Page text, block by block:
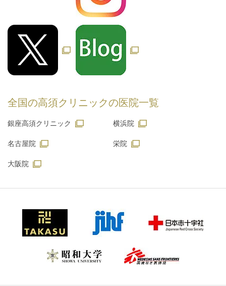
全国の高須クリニックの医院一覧
銀座高須クリニック 横浜院
名古屋院 栄院
大阪院